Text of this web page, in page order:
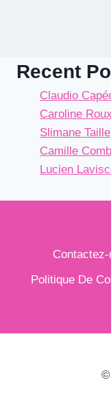
Recent
Claudio
Caroline
Slimane Taille
Camille
Lucien
Contactez-
Politique De
©